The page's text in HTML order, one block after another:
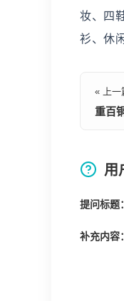
妆、四
衫、休
« 上一
重百
用
提问标题：
补充内容：